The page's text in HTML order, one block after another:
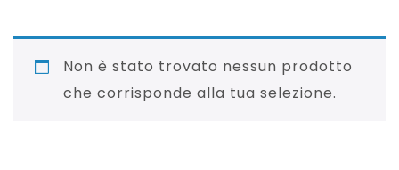
Accessori
Scarpe
Accessori
Abbigliamento
Scarpe
BAMBINA
Abbigliamento
SPORT
Non è stato trovato nessun prodotto
che corrisponde alla tua selezione.